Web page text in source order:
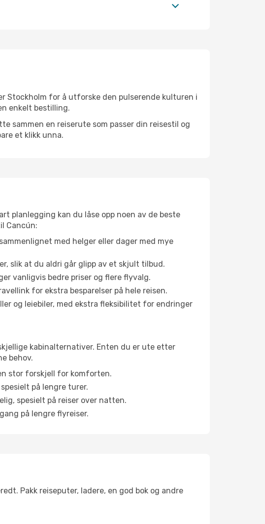
Stockholm for å utforske den pulserende kulturen i
enkelt bestilling.
sammen en reiserute som passer din reisestil og
et klikk unna.
planlegging kan du låse opp noen av de beste
Cancún:
med helger eller dager med mye
slik at du aldri går glipp av et skjult tilbud.
vanligvis bedre priser og flere flyvalg.
for ekstra besparelser på hele reisen.
og leiebiler, med ekstra fleksibilitet for endringer
kabinalternativer. Enten du er ute etter
behov.
stor forskjell for komforten.
på lengre turer.
spesielt på reiser over natten.
på lengre flyreiser.
Pakk reiseputer, ladere, en god bok og andre